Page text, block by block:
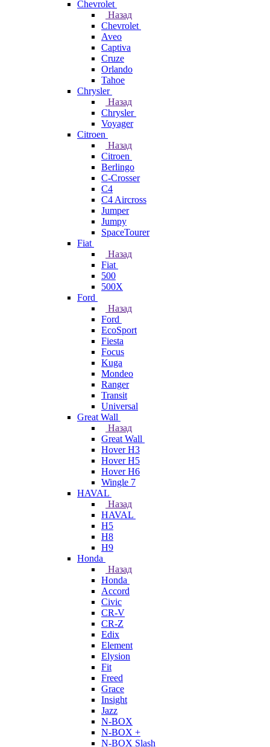
Chevrolet
Назад
Chevrolet
Aveo
Captiva
Cruze
Orlando
Tahoe
Chrysler
Назад
Chrysler
Voyager
Citroen
Назад
Citroen
Berlingo
C-Crosser
C4
C4 Aircross
Jumper
Jumpy
SpaceTourer
Fiat
Назад
Fiat
500
500X
Ford
Назад
Ford
EcoSport
Fiesta
Focus
Kuga
Mondeo
Ranger
Transit
Universal
Great Wall
Назад
Great Wall
Hover H3
Hover H5
Hover H6
Wingle 7
HAVAL
Назад
HAVAL
H5
H8
H9
Honda
Назад
Honda
Accord
Civic
CR-V
CR-Z
Edix
Element
Elysion
Fit
Freed
Grace
Insight
Jazz
N-BOX
N-BOX +
N-BOX Slash